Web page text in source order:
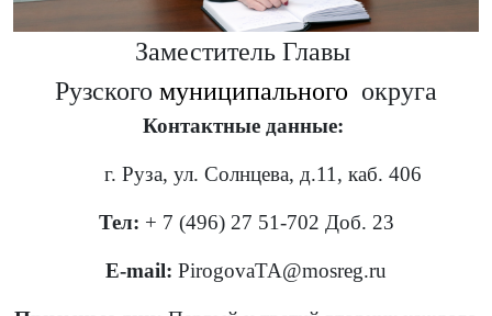
Заместитель Главы
Рузского муниципального округа
Контактные данные:
г. Руза, ул. Солнцева, д.11, каб. 406
Тел: + 7 (496) 27 51-702 Доб. 23
E-mail: PirogovaTA@mosreg.ru